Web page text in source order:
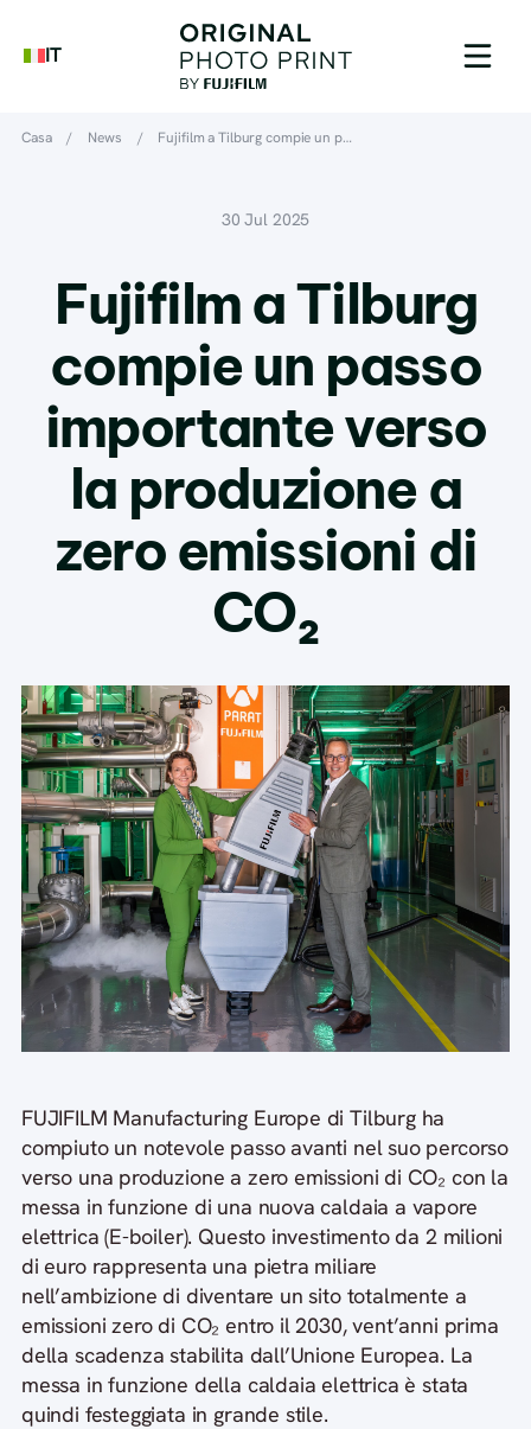
IT
Casa / News / Fujifilm a Tilburg compie un p…
30 Jul 2025
Fujifilm a Tilburg
compie un passo
importante verso
la produzione a
zero emissioni di
CO₂
FUJIFILM Manufacturing Europe di Tilburg ha
compiuto un notevole passo avanti nel suo percorso
verso una produzione a zero emissioni di CO₂ con la
messa in funzione di una nuova caldaia a vapore
elettrica (E-boiler). Questo investimento da 2 milioni
di euro rappresenta una pietra miliare
nell’ambizione di diventare un sito totalmente a
emissioni zero di CO₂ entro il 2030, vent’anni prima
della scadenza stabilita dall’Unione Europea. La
messa in funzione della caldaia elettrica è stata
quindi festeggiata in grande stile.